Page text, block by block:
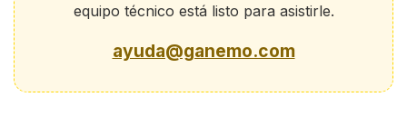
equipo técnico está listo para asistirle.
ayuda@ganemo.com